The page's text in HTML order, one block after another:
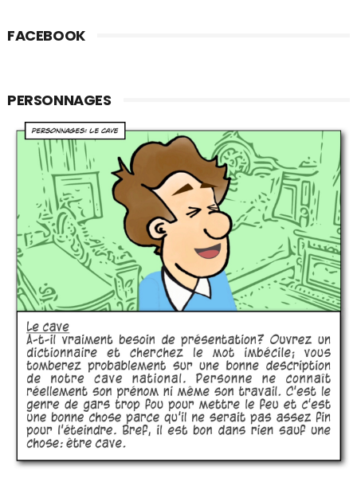
FACEBOOK
PERSONNAGES